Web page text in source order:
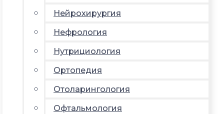
Нейрохирургия
Нефрология
Нутрициология
Ортопедия
Отоларингология
Офтальмология